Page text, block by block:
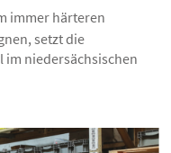
immer härteren
setzt die
im niedersächsischen